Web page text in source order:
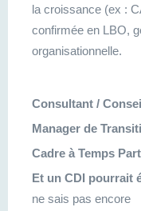
la croissance (ex :
confirmée en LBO,
organisationnelle.
Consultant /
Manager de
Cadre à Temps
Et un CDI pourrait
ne sais pas encore